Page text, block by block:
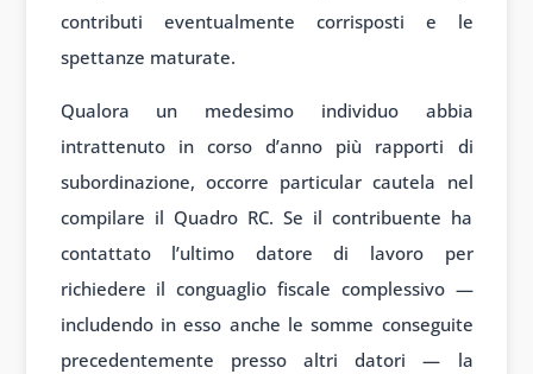
contributi eventualmente corrisposti e le
spettanze maturate.
Qualora un medesimo individuo abbia
intrattenuto in corso d’anno più rapporti di
subordinazione, occorre particular cautela nel
compilare il Quadro RC. Se il contribuente ha
contattato l’ultimo datore di lavoro per
richiedere il conguaglio fiscale complessivo —
includendo in esso anche le somme conseguite
precedentemente presso altri datori — la